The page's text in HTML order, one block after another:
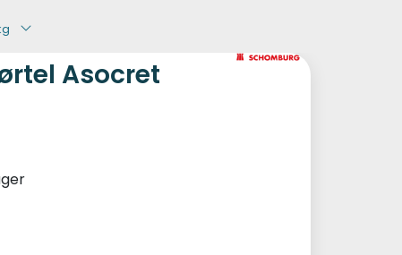
Asocret